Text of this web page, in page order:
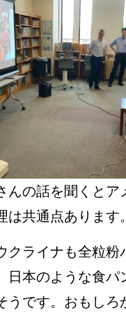
んの話を聞くとア
は共通点あります。
クライナも全粒粉
日本のような食パ
うです。おもしろ